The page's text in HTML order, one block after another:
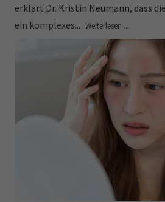
erklärt Dr. Kristin Neumann, dass
ein komplexes... Weiterlesen ...